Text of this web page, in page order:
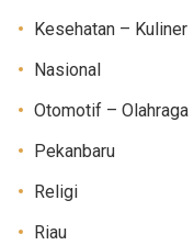
Kesehatan – Kuliner
Nasional
Otomotif – Olahraga
Pekanbaru
Religi
Riau